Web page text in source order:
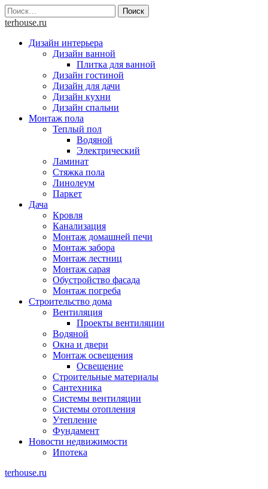
Skip
to
Найти:
terhouse.ru
Дизайн интерьера
Дизайн ванной
Плитка для ванной
Дизайн гостиной
Дизайн для дачи
Дизайн кухни
Дизайн спальни
Монтаж пола
Теплый пол
Водяной
Электрический
Ламинат
Стяжка пола
Линолеум
Паркет
Дача
Кровля
Канализация
Монтаж домашней печи
Монтаж забора
Монтаж лестниц
Монтаж сарая
Обустройство фасада
Монтаж погреба
Строительство дома
Вентиляция
Проекты вентиляции
Водяной
Окна и двери
Монтаж освещения
Освещение
Строительные материалы
Сантехника
Системы вентиляции
Системы отопления
Утепление
Фундамент
Новости недвижимости
Ипотека
terhouse.ru